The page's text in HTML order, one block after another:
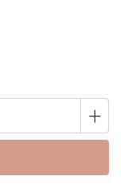
+